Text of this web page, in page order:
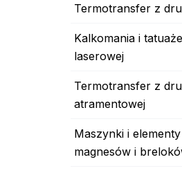
Termotransfer z
Kalkomania i
laserowej
Termotransfer z
atramentowej
Maszynki i
magnesów i